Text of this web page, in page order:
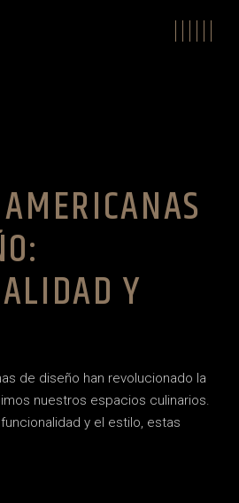
Y
de diseño han revolucionado la
nuestros espacios culinarios.
y el estilo, estas